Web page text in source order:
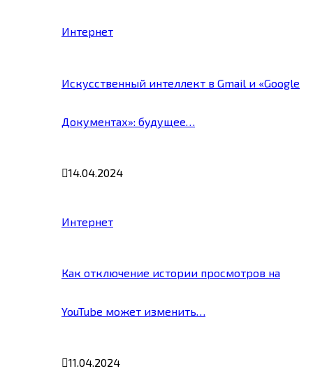
Интернет
Искусственный интеллект в Gmail и «Google
Документах»: будущее…
14.04.2024
Интернет
Как отключение истории просмотров на
YouTube может изменить…
11.04.2024